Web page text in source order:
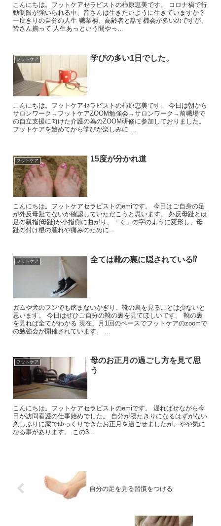
こんにちは。フットケアセラピストの柿原恵美です。 コロナ禍で行
動制限が強いられる中、皆さんは生きたいように生きていますか？
一度きりの自分の人生 職業柄、高齢者と話す機会が多いのですが、
皆さん揃って”人生あっという間やっ...
フットケア 学びの多い1日でした。
こんにちは。フットケアセラピストの柿原恵美です。 今日は朝から
サロンワーク→フットケアZOOM勉強会→サロンワーク→前職場で
の自立支援に向けた介護の為のZOOM研修に参加しておりました。
フットケアを始めてから学びが楽しみに ...
フットケア 15度が分かれ道
こんにちは。フットケアセラピストのemiです。 今日はご自身の足
が外反母趾でないか確認していただこうと思います。 外反母趾とは
足の親指(母趾)が小指側に曲がり、「く」の字のように変形し、母
趾の付け根の腫れや痛みのために...
フットケア 全ては靴の裏に隠されている⁉︎
ガムや犬のフンでも踏まないかぎり、靴の裏を見ることは少ないと
思います。 今日はぜひご自分の靴の裏を見てほしいです。 靴の裏
を見れば全てがわかる 現在、月1回のペースでフットケアのzoomで
の勉強会が開催されています。 ...
フットケア
母のお正月の過ごし方を見て思
う
こんにちは。フットケアセラピストのemiです。 遅ればせながら今
日が訪問看護の仕事始めでした。 自分が寝たきりになるはずがない
久しぶりに家でゆっくりできたお正月を過ごせましたが、やや気に
なる事があります。 この3...
自分の足を見る習慣をつける